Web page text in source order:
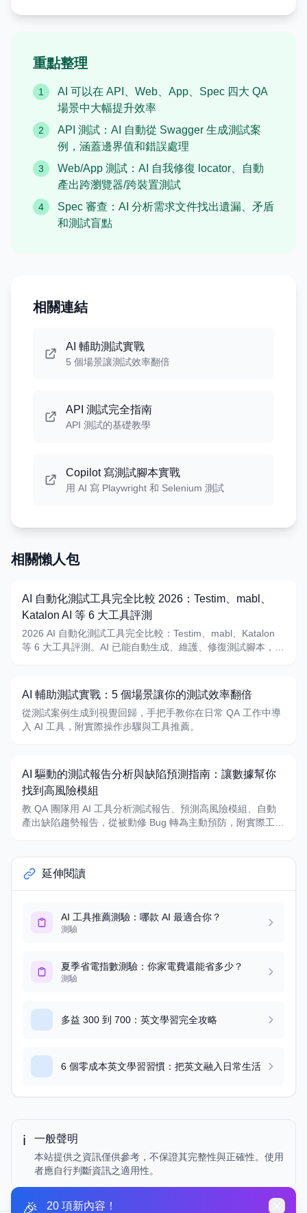
重點整理
1
AI 可以在 API、Web、App、Spec 四大 QA
場景中大幅提升效率
2
API 測試：AI 自動從 Swagger 生成測試案
例，涵蓋邊界值和錯誤處理
3
Web/App 測試：AI 自我修復 locator、自動
產出跨瀏覽器/跨裝置測試
4
Spec 審查：AI 分析需求文件找出遺漏、矛盾
和測試盲點
相關連結
AI 輔助測試實戰
5 個場景讓測試效率翻倍
API 測試完全指南
API 測試的基礎教學
Copilot 寫測試腳本實戰
用 AI 寫 Playwright 和 Selenium 測試
相關懶人包
AI 自動化測試工具完全比較 2026：Testim、mabl、
Katalon AI 等 6 大工具評測
2026 AI 自動化測試工具完全比較：Testim、mabl、Katalon
等 6 大工具評測。AI 已能自動生成、維護、修復測試腳本，附
AI 輔助測試實戰：5 個場景讓你的測試效率翻倍
從測試案例生成到視覺回歸，手把手教你在日常 QA 工作中導
入 AI 工具，附實際操作步驟與工具推薦。
AI 驅動的測試報告分析與缺陷預測指南：讓數據幫你
找到高風險模組
教 QA 團隊用 AI 工具分析測試報告、預測高風險模組、自動
產出缺陷趨勢報告，從被動修 Bug 轉為主動預防，附實際工具
延伸閱讀
AI 工具推薦測驗：哪款 AI 最適合你？
測驗
夏季省電指數測驗：你家電費還能省多少？
測驗
多益 300 到 700：英文學習完全攻略
6 個零成本英文學習習慣：把英文融入日常生活
ℹ️ 一般聲明
本站提供之資訊僅供參考，不保證其完整性與正確性。使用
者應自行判斷資訊之適用性。
🎉 20 項新內容！